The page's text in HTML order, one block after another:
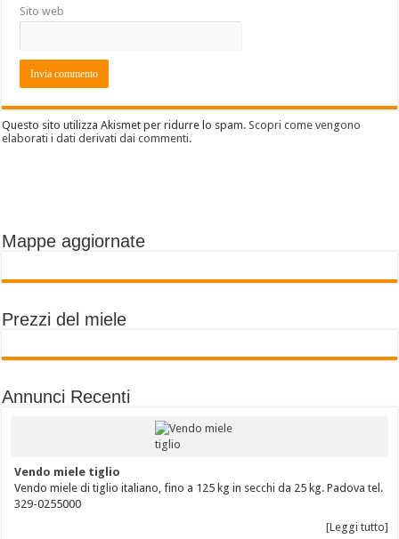
Sito web
Questo sito utilizza Akismet per ridurre lo spam.Scopri come vengono
elaborati i dati derivati dai commenti.
Mappe aggiornate
Prezzi del miele
Annunci Recenti
Vendo miele tiglio
Vendo miele di tiglio italiano, fino a 125 kg in secchi da 25 kg. Padova tel.
329-0255000
[Leggi tutto]